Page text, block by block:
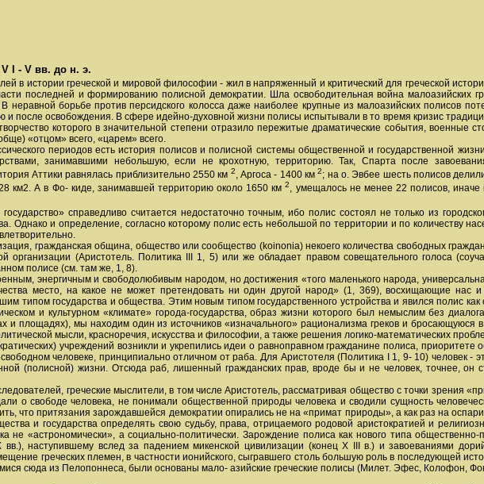
- V вв. до н. э.
в истории греческой и мировой философии - жил в напряженный и критический для греческой
последней и формированию полисной демократии. Шла освободительная война малоазийских
В неравной борьбе против персидского колосса даже наиболее крупные из малоазийских полисов
и после освобождения. В сфере идейно-духовной жизни полисы испытывали в то время кризис
которого в значительной степени отразило пережитые драматические события, военные
«отцом» всего, «царем» всего.
периодов есть история полисов и полисной системы общественной и государственной
занимавшими небольшую, если не крохотную, территорию. Так, Спарта после
Аттики равнялась приблизительно 2550 км 2, Аргоса - 1400 км2; на о. Эвбее шесть полисов
км2. А в Фо- киде, занимавшей территорию около 1650 км2, умещалось не менее 22 полисов,
справедливо считается недостаточно точным, ибо полис состоял не только из
Однако и определение, согласно которому полис есть небольшой по территории и по количеству
гражданская община, общество или сообщество (koinonia) некоего количества свободных
организации (Аристотель. Политика III 1, 5) или же обладает правом совещательного голоса
полисе (см. там же, 1, 8).
энергичным и свободолюбивым народом, но достижения «того маленького народа,
место, на какое не может претендовать ни один другой народ» (1, 369), восхищающие нас
типом государства и общества. Этим новым типом государственного устройства и явился полис
и культурном «климате» города-государства, образ жизни которого был немыслим без
и площадях), мы находим один из источников «изначального» рационализма греков и бросающуюся
мысли, красноречия, искусства и философии, а также решения логико-математических
учреждений возникли и укрепились идеи о равноправном гражданине полиса,
человеке, принципиально отличном от раба. Для Аристотеля (Политика I 1, 9- 10) человек -
(полисной) жизни. Отсюда раб, лишенный гражданских прав, вроде бы и не человек, точнее, он
греческие мыслители, в том числе Аристотель, рассматривая общество с точки зрения
о свободе человека, не понимали общественной природы человека и сводили сущность
что притязания зарождавшейся демократии опирались не на «примат природы», а как раз на
и государства определять свою судьбу, права, отрицаемого родовой аристократией и
не «астрономически», а социально-политически. Зарождение полиса как нового типа общественно-
наступившему вслед за падением микенской цивилизации (конец X III в.) и завоеваниями
греческих племен, в частности ионийского, сыгравшего столь большую роль в последующей
сюда из Пелопоннеса, были основаны мало- азийские греческие полисы (Милет. Эфес, Колофон,